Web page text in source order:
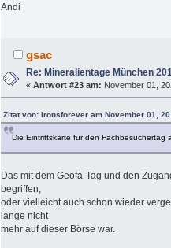
Andi
gsac
Re: Mineralientage München
«Antwort #23 am: November 01,
Zitat von: ironsforever am November 01,
Die Eintrittskarte für den Fachbesuchertag
Das mit dem Geofa-Tag und den
begriffen,
oder vielleicht auch schon wieder
lange nicht
mehr auf dieser Börse war.